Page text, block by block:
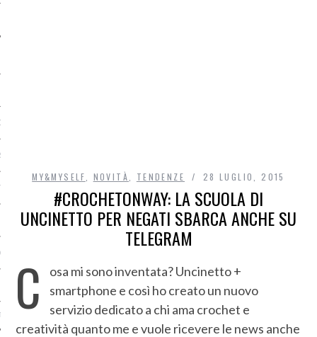
DI ACCESSO AI DATI
MY&MYSELF NOVITÀ TENDENZE 28 LUGLIO, 2015
#CROCHETONWAY: LA SCUOLA DI
UNCINETTO PER NEGATI SBARCA ANCHE SU
TELEGRAM
C
osa mi sono inventata? Uncinetto +
smartphone e così ho creato un nuovo
servizio dedicato a chi ama crochet e
creatività quanto me e vuole ricevere le news anche